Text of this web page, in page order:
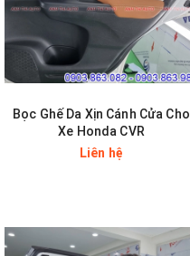
Bọc Ghế Da Xịn Cánh Cửa Cho
Xe Honda CVR
Liên hệ